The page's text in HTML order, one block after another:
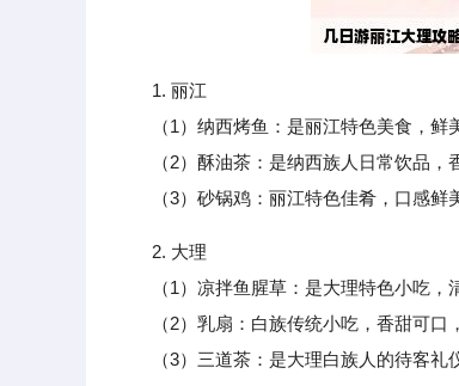
1. 丽江
（1）纳西烤鱼：是丽江特色美食，鲜美
（2）酥油茶：是纳西族人日常饮品，香
（3）砂锅鸡：丽江特色佳肴，口感鲜美
2. 大理
（1）凉拌鱼腥草：是大理特色小吃，清
（2）乳扇：白族传统小吃，香甜可口，
（3）三道茶：是大理白族人的待客礼仪